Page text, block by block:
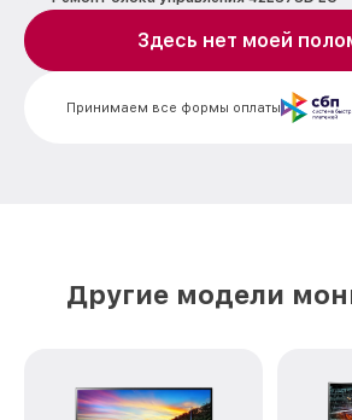
Замена блока питания 42LS73D LG
Замена электронных компонентов
42LS73D LG
Принимаем все формы оплаты
Здесь нет моей
Другие модели